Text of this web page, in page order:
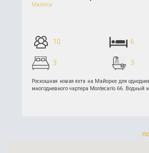
Mallorca
10 6
3 3
Роскошная новая яхта на Майорке для
многодневного чартера Montecarlo 66. Водный